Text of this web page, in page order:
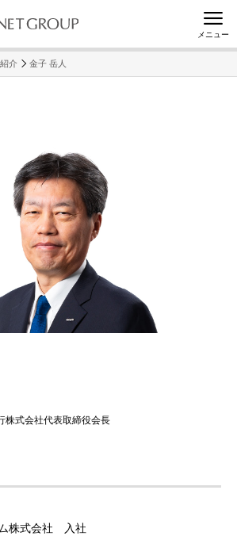
メニュー
介 金子 岳人
株式会社代表取締役会長
株式会社 入社